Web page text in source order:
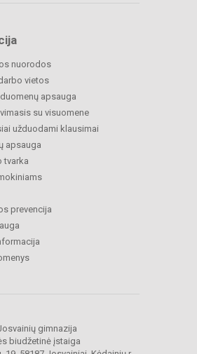
nuorodos
vietos
apsauga
su visuomene
užduodami klausimai
apsauga
tvarka
prevencija
gimnazija
biudžetinė įstaiga